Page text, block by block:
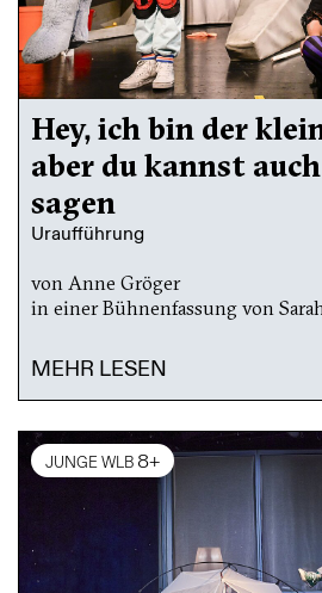
Hey, ich bin der
aber du kannst
sagen
Uraufführung
von Anne Gröger
in einer Bühnenfassung von
MEHR LESEN
JUNGE WLB 8+